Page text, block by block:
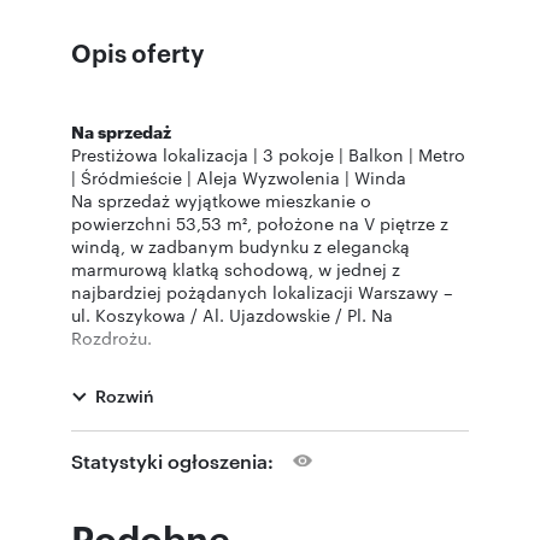
Opis oferty
Na sprzedaż
Prestiżowa lokalizacja | 3 pokoje | Balkon | Metro
| Śródmieście | Aleja Wyzwolenia | Winda
Na sprzedaż wyjątkowe mieszkanie o
powierzchni 53,53 m², położone na V piętrze z
windą, w zadbanym budynku z elegancką
marmurową klatką schodową, w jednej z
najbardziej pożądanych lokalizacji Warszawy –
ul. Koszykowa / Al. Ujazdowskie / Pl. Na
Rozdrożu.
3 ustawne pokoje,
przestronny balkon typu loggia,
dwustronne mieszkanie – okna na ul.
Koszykową oraz ciche podwórko od al.
nowoczesne, wielowarstwowe okna,
Rozwiń
Statystyki ogłoszenia: